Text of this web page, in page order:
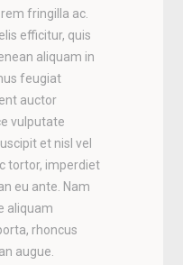
fringilla ac.
efficitur, quis
aliquam in
feugiat
auctor
vulputate
et nisl vel
tortor, imperdiet
eu ante. Nam
aliquam
rhoncus
augue.